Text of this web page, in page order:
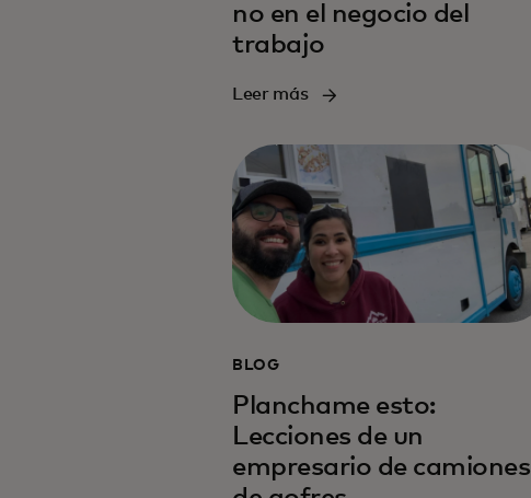
no en el negocio del
trabajo
Leer más
BLOG
Planchame esto:
Lecciones de un
empresario de camiones